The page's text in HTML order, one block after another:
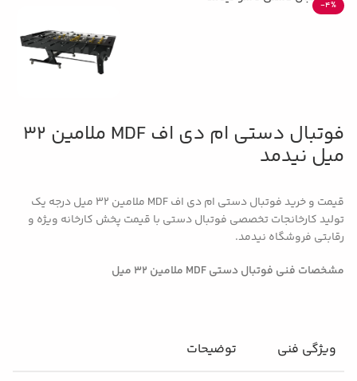
-4%
فوتبال دستی ام دی اف MDF ملامین 32
میل نیدمد
قیمت و خرید فوتبال دستی ام دی اف MDF ملامین 32 میل درجه یک
تولید کارخانجات تخصصی فوتبال دستی با قیمت پخش کارخانه ویژه و
رقابتی فروشگاه نیدمد.
مشخصات فنی فوتبال دستی MDF ملامین ۳۲ میل
ویژگی فنی توضیحات